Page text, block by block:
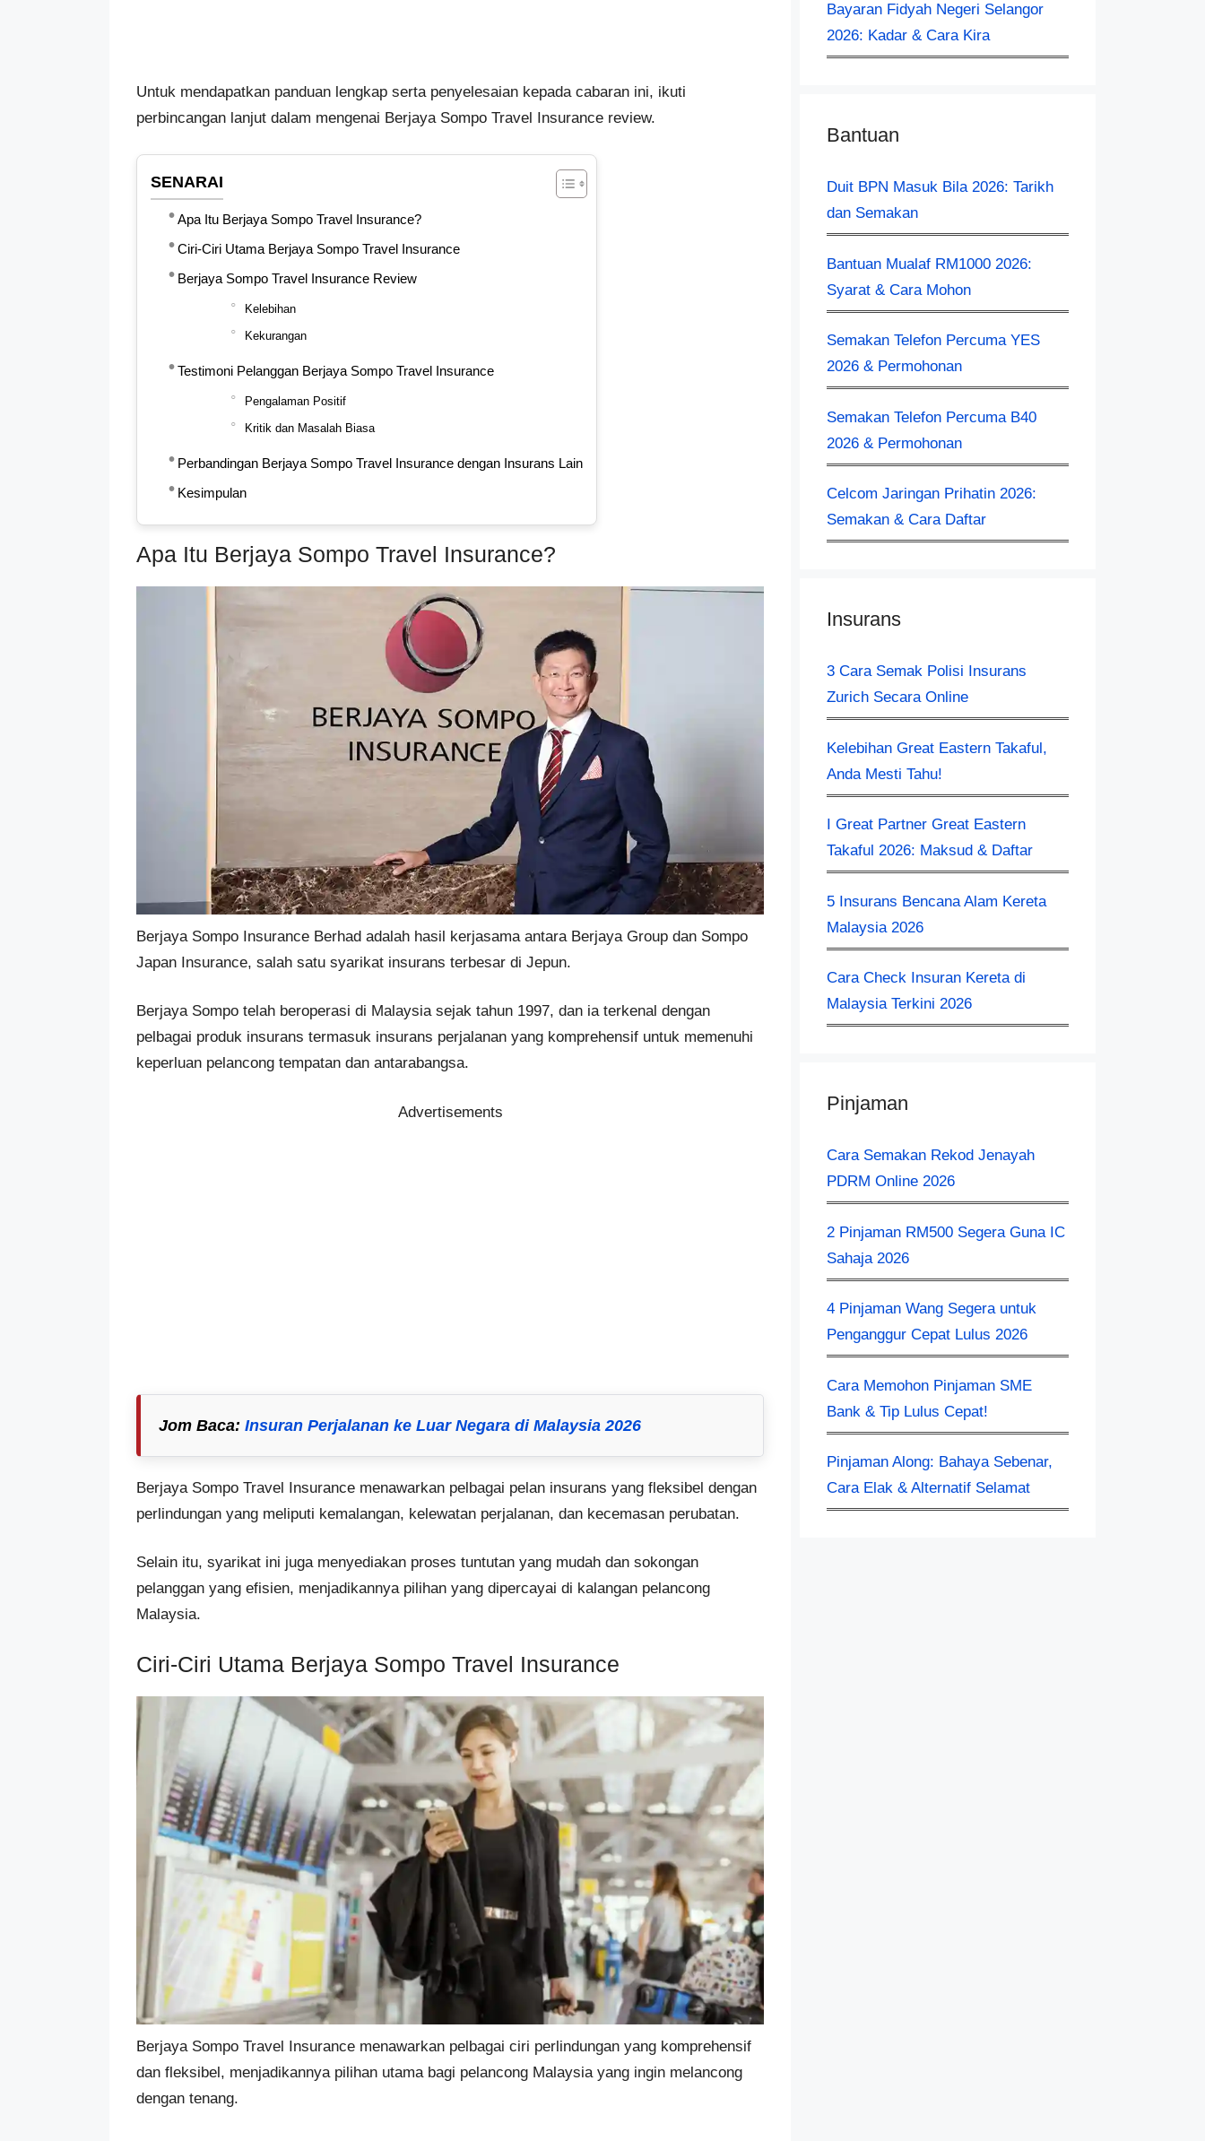
Untuk mendapatkan panduan lengkap serta penyelesaian kepada cabaran ini, ikuti
perbincangan lanjut dalam mengenai Berjaya Sompo Travel Insurance review.
SENARAI
Apa Itu Berjaya Sompo Travel Insurance?
Ciri-Ciri Utama Berjaya Sompo Travel Insurance
Berjaya Sompo Travel Insurance Review
Kelebihan
Kekurangan
Testimoni Pelanggan Berjaya Sompo Travel Insurance
Pengalaman Positif
Kritik dan Masalah Biasa
Perbandingan Berjaya Sompo Travel Insurance dengan Insurans Lain
Kesimpulan
Apa Itu Berjaya Sompo Travel Insurance?
Berjaya Sompo Insurance Berhad adalah hasil kerjasama antara Berjaya Group dan Sompo
Japan Insurance, salah satu syarikat insurans terbesar di Jepun.
Berjaya Sompo telah beroperasi di Malaysia sejak tahun 1997, dan ia terkenal dengan
pelbagai produk insurans termasuk insurans perjalanan yang komprehensif untuk memenuhi
keperluan pelancong tempatan dan antarabangsa.
Advertisements
Jom Baca: Insuran Perjalanan ke Luar Negara di Malaysia 2026
Berjaya Sompo Travel Insurance menawarkan pelbagai pelan insurans yang fleksibel dengan
perlindungan yang meliputi kemalangan, kelewatan perjalanan, dan kecemasan perubatan.
Selain itu, syarikat ini juga menyediakan proses tuntutan yang mudah dan sokongan
pelanggan yang efisien, menjadikannya pilihan yang dipercayai di kalangan pelancong
Malaysia.
Ciri-Ciri Utama Berjaya Sompo Travel Insurance
Berjaya Sompo Travel Insurance menawarkan pelbagai ciri perlindungan yang komprehensif
dan fleksibel, menjadikannya pilihan utama bagi pelancong Malaysia yang ingin melancong
dengan tenang.
Bayaran Fidyah Negeri Selangor
2026: Kadar & Cara Kira
Bantuan
Duit BPN Masuk Bila 2026: Tarikh
dan Semakan
Bantuan Mualaf RM1000 2026:
Syarat & Cara Mohon
Semakan Telefon Percuma YES
2026 & Permohonan
Semakan Telefon Percuma B40
2026 & Permohonan
Celcom Jaringan Prihatin 2026:
Semakan & Cara Daftar
Insurans
3 Cara Semak Polisi Insurans
Zurich Secara Online
Kelebihan Great Eastern Takaful,
Anda Mesti Tahu!
I Great Partner Great Eastern
Takaful 2026: Maksud & Daftar
5 Insurans Bencana Alam Kereta
Malaysia 2026
Cara Check Insuran Kereta​ di
Malaysia Terkini 2026
Pinjaman
Cara Semakan Rekod Jenayah
PDRM Online 2026
2 Pinjaman RM500 Segera Guna IC
Sahaja 2026
4 Pinjaman Wang Segera untuk
Penganggur Cepat Lulus 2026
Cara Memohon Pinjaman SME
Bank & Tip Lulus Cepat!
Pinjaman Along: Bahaya Sebenar,
Cara Elak & Alternatif Selamat